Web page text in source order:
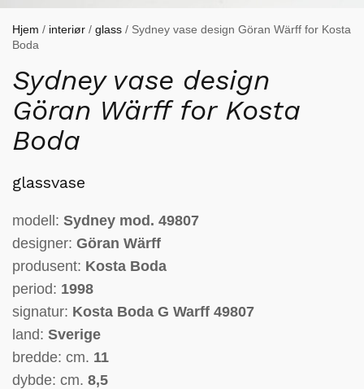
Hjem / interiør / glass / Sydney vase design Göran Wärff for Kosta
Boda
Sydney vase design
Göran Wärff for Kosta
Boda
glassvase
modell: Sydney mod. 49807
designer: Göran Wärff
produsent: Kosta Boda
period: 1998
signatur: Kosta Boda G Warff 49807
land: Sverige
bredde: cm. 11
dybde: cm. 8,5